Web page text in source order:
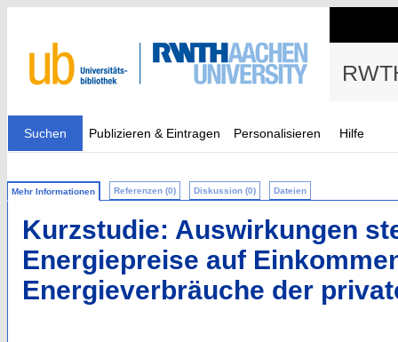
Suchen Publizieren & Eintragen Personalisieren Hilfe
Mehr Informationen Referenzen (0) Diskussion (0) Dateien
Kurzstudie: Auswirkungen
Energiepreise auf
Energieverbräuche der